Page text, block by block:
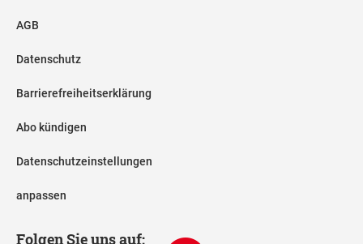
AGB
Datenschutz
Barrierefreiheitserklärung
Abo kündigen
Datenschutzeinstellungen
anpassen
Folgen Sie uns auf: